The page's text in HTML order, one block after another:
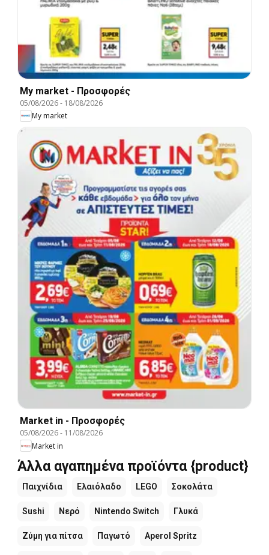
My market - Προσφορές
05/08/2026- 18/08/2026
My market
Market in - Προσφορές
05/08/2026- 11/08/2026
Market in
Άλλα αγαπημένα προϊόντα {product}
Παιχνίδια Ελαιόλαδο LEGO Σοκολάτα
Sushi Νερό Nintendo Switch Γλυκά
Ζύμη για πίτσα Παγωτό Aperol Spritz